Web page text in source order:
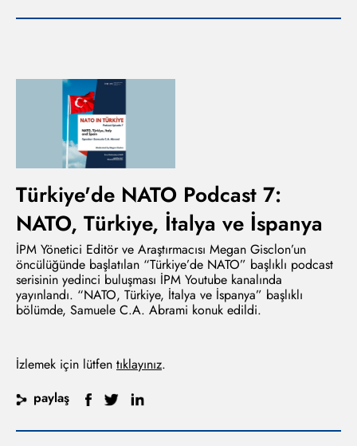
Türkiye'de NATO Podcast 7:
NATO, Türkiye, İtalya ve İspanya
İPM Yönetici Editör ve Araştırmacısı Megan Gisclon’un
öncülüğünde başlatılan “Türkiye’de NATO” başlıklı podcast
serisinin yedinci buluşması İPM Youtube kanalında
yayınlandı. “NATO, Türkiye, İtalya ve İspanya” başlıklı
bölümde, Samuele C.A. Abrami konuk edildi.
İzlemek için lütfen tıklayınız.
paylaş